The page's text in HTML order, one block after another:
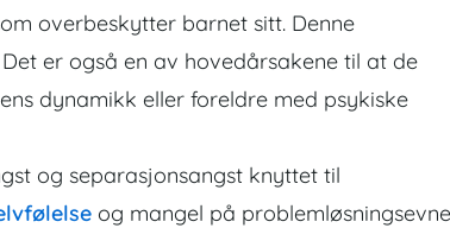
overbeskytter barnet sitt. Denne
er også en av hovedårsakene til at de
dynamikk eller foreldre med psykiske
og separasjonsangst knyttet til
og mangel på